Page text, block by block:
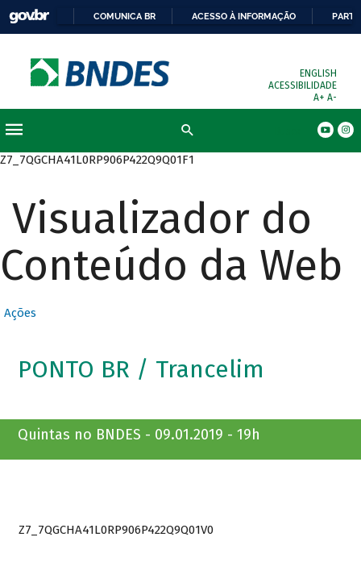
COMUNICA BR ACESSO À INFORMAÇÃO
ENGLISH
ACESSIBILIDADE
A+ A-
Z7_7QGCHA41L0RP906P422Q9Q01F1
Visualizador do
Conteúdo da Web
Ações
PONTO BR / Trancelim
Quintas no BNDES - 09.01.2019 - 19h
Z7_7QGCHA41L0RP906P422Q9Q01V0